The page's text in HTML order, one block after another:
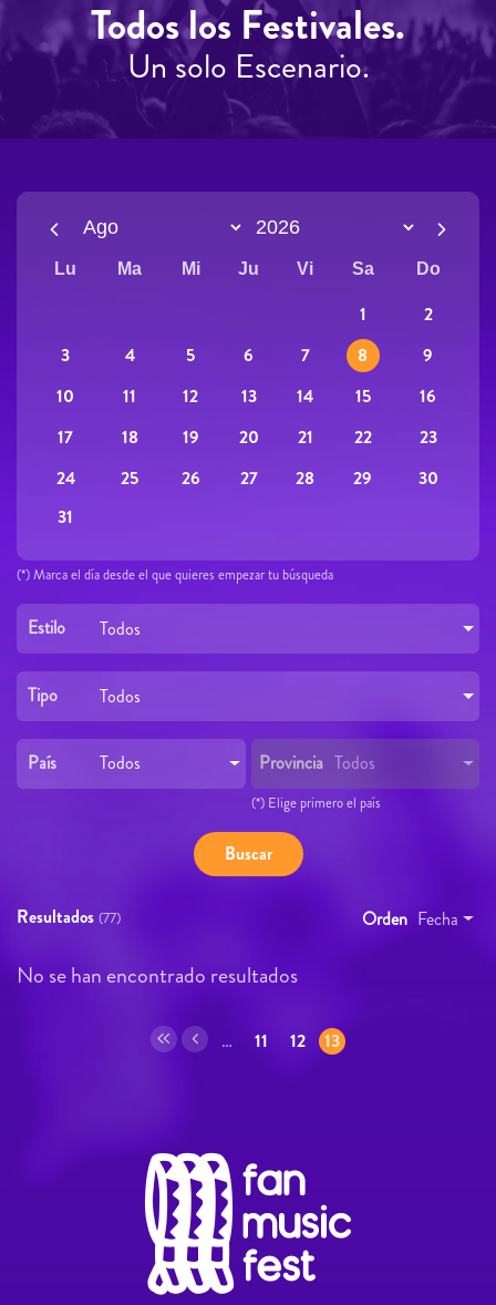
Todos los Festivales.
Un solo Escenario.
Lu Ma Mi Ju Vi Sa Do
1
2
3
4 5 6 7 8
9
10
11 12 13 14 15
16
17
18 19 20 21 22
23
24
25 26 27 28 29
30
31
(*) Marca el día desde el que quieres empezar tu búsqueda
Estilo Todos
Tipo Todos
País Todos Provincia Todos
(*) Elige primero el país
Resultados (77) Orden Fecha
No se han encontrado resultados
… 11 12 13